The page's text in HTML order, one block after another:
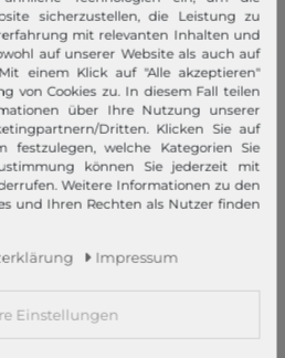
sicherzustellen, die Leistung zu
mit relevanten Inhalten und
auf unserer Website als auch auf
einem Klick auf "Alle akzeptieren"
von Cookies zu. In diesem Fall teilen
über Ihre Nutzung unserer
Dritten. Klicken Sie auf
festzulegen, welche Kategorien Sie
können Sie jederzeit mit
Weitere Informationen zu den
und Ihren Rechten als Nutzer finden
Impressum
Einstellungen